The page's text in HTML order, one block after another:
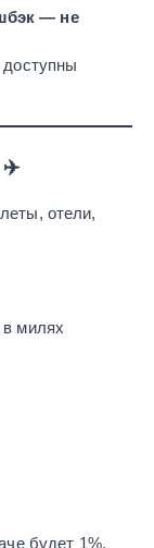
— не
✈️
отели,
в милях
будет 1%.